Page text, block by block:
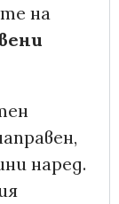
на
наред.